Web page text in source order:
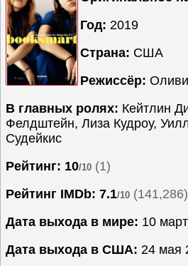
Мультфильмы
Мюзиклы
Приключения
Русские
Семейные
Сериалы
Ужасы
Фантастика
Год: 2019
Страна: США
Режиссёр:
В главных ролях: Кейтлин
Фелдштейн, Лиза Кудроу,
Судейкис
Рейтинг: 10/10 (1)
Рейтинг IMDb: 7.1/10 (141,286)
Дата выхода в мире: 10
Дата выхода в США: 24 мая